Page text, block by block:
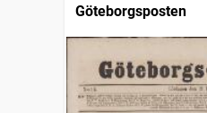
Göteborgsposten